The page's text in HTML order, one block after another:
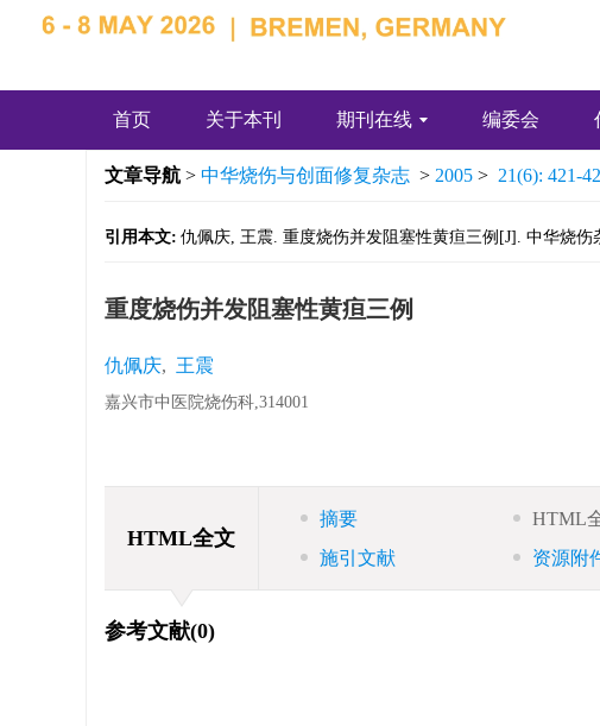
首页 关于本刊 期刊在线 编委会
文章导航 > 中华烧伤与创面修复杂志 > 2005 > 21(6): 421-
引用本文: 仇佩庆, 王震. 重度烧伤并发阻塞性黄疸三例[J]. 中华烧伤
重度烧伤并发阻塞性黄疸三例
仇佩庆, 王震
嘉兴市中医院烧伤科,314001
HTML全文
摘要 HTML
施引文献
资源附
参考文献(0)